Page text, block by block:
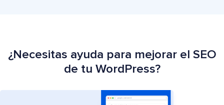
¿Necesitas ayuda para mejorar el SEO
de tu WordPress?